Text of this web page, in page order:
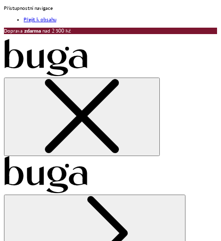
Přístupnostní navigace
Přejít k obsahu
Doprava zdarma nad 2 500 Kč